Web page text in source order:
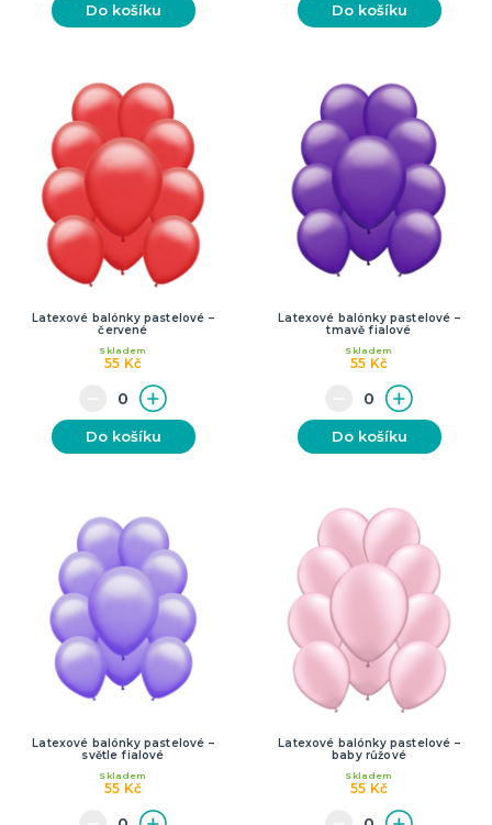
Do košíku Do košíku
Latexové balónky pastelové –
červené
55 Kč
Skladem
Do košíku
Latexové balónky pastelové –
tmavě fialové
55 Kč
Skladem
Do košíku
Latexové balónky pastelové –
světle fialové
55 Kč
Skladem
Latexové balónky pastelové –
baby růžové
55 Kč
Skladem